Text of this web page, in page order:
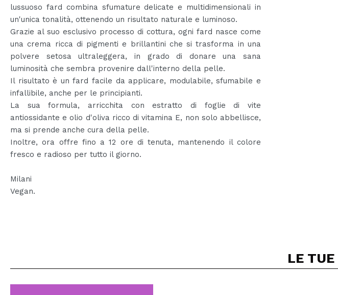
lussuoso fard combina sfumature delicate e multidimensionali in
un'unica tonalità, ottenendo un risultato naturale e luminoso.
Grazie al suo esclusivo processo di cottura, ogni fard nasce come
una crema ricca di pigmenti e brillantini che si trasforma in una
polvere setosa ultraleggera, in grado di donare una sana
luminosità che sembra provenire dall'interno della pelle.
Il risultato è un fard facile da applicare, modulabile, sfumabile e
infallibile, anche per le principianti.
La sua formula, arricchita con estratto di foglie di vite
antiossidante e olio d'oliva ricco di vitamina E, non solo abbellisce,
ma si prende anche cura della pelle.
Inoltre, ora offre fino a 12 ore di tenuta, mantenendo il colore
fresco e radioso per tutto il giorno.
Milani
Vegan.
LE TUE